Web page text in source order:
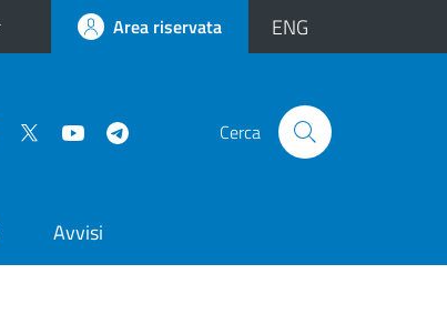
Area riservata ENG
Cerca
Avvisi